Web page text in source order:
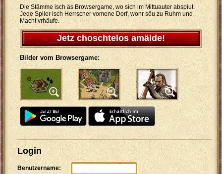
Die Stämme isch äs Browsergame, wo sich im Mittuauter abspiut.
Jede Spiler isch Herrscher vomene Dorf, wonr söu zu Ruhm und
Macht vrhäufe.
Jetz choschtelos amälde!
Bilder vom Browsergame:
Login
Benutzername: